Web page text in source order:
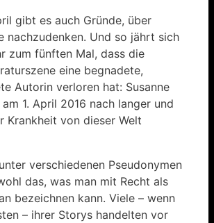
gibt es auch Gründe, über
nachzudenken. Und so jährt sich
zum fünften Mal, dass die
eine begnadete,
Autorin verloren hat: Susanne
1. April 2016 nach langer und
Krankheit von dieser Welt
verschiedenen Pseudonymen
das, was man mit Recht als
bezeichnen kann. Viele – wenn
– ihrer Storys handelten vor